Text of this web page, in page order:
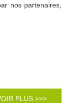
nos partenaires,
PLUS >>>